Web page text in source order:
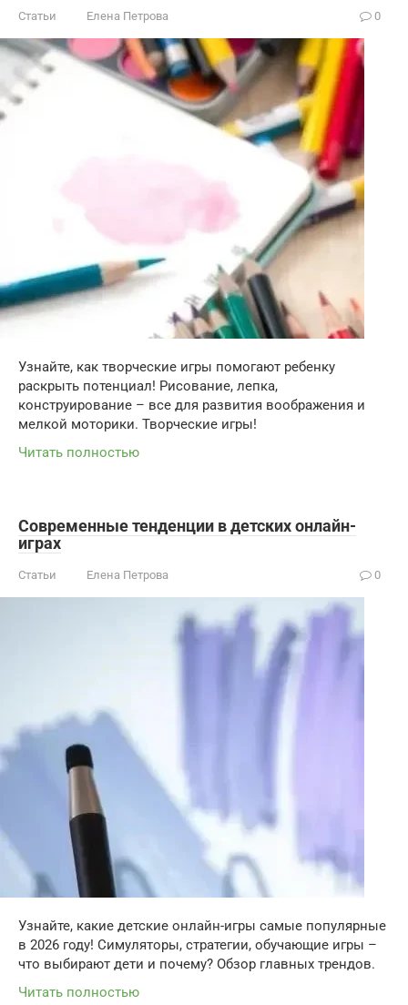
Статьи Елена Петрова 0
Узнайте, как творческие игры помогают ребенку
раскрыть потенциал! Рисование, лепка,
конструирование – все для развития воображения и
мелкой моторики. Творческие игры!
Читать полностью
Современные тенденции в детских онлайн-
играх
Статьи Елена Петрова 0
Узнайте, какие детские онлайн-игры самые популярные
в 2026 году! Симуляторы, стратегии, обучающие игры –
что выбирают дети и почему? Обзор главных трендов.
Читать полностью